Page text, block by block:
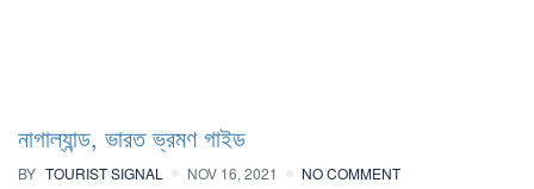
নাগাল্যান্ড, ভারত ভ্রমণ গাইড
BY TOURIST SIGNAL NOV 16, 2021 NO COMMENT